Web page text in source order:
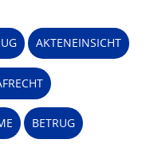
AKTENEINSICHT
BETRUG